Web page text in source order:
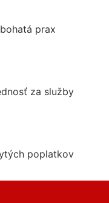
prax
za služby
poplatkov